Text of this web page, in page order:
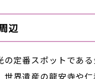
辺
の定番スポットであ
世界遺産の龍安寺や